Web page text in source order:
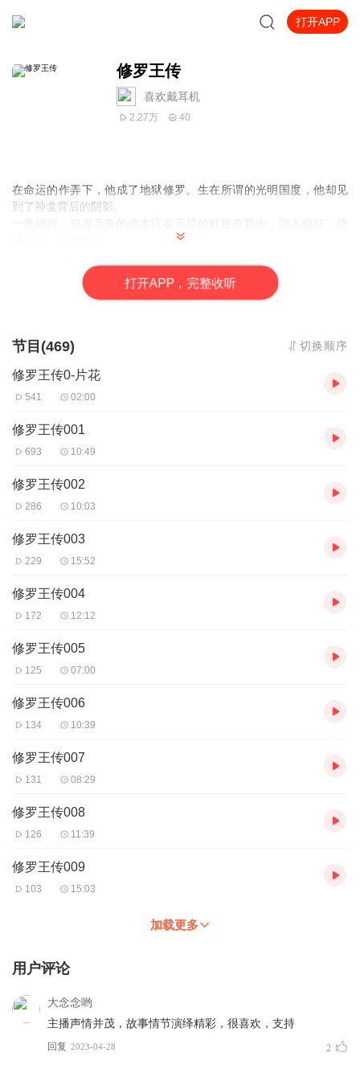
打开APP
修罗王传
喜欢戴耳机
2.27万 40
在命运的作弄下，他成了地狱修罗。生在所谓的光明国度，他却见
到了神龛背后的阴影。
被女子的至情至性打动。
几番死里逃生让他明白所谓的胜利，只是为了比敌人活得更久。
之巅，又做出了何种抉择
不管怎样，只希望你能沉浸其中，领略其中的悲欢离合，品自己的
别样人生。
打开APP，完整收听
节目(469) 切换顺序
修罗王传0-片花
541 02:00
修罗王传001
693 10:49
修罗王传002
286 10:03
修罗王传003
229 15:52
修罗王传004
172 12:12
修罗王传005
125 07:00
修罗王传006
134 10:39
修罗王传007
131 08:29
修罗王传008
126 11:39
修罗王传009
103 15:03
加载更多
用户评论
大念念哟
主播声情并茂，故事情节演绎精彩，很喜欢，支持
回复 2023-04-28 2